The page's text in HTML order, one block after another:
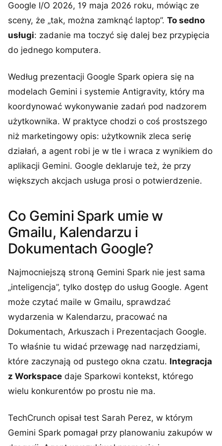
Google I/O 2026, 19 maja 2026 roku, mówiąc ze
sceny, że „tak, można zamknąć laptop”. To sedno
usługi: zadanie ma toczyć się dalej bez przypięcia
do jednego komputera.
Według prezentacji Google Spark opiera się na
modelach Gemini i systemie Antigravity, który ma
koordynować wykonywanie zadań pod nadzorem
użytkownika. W praktyce chodzi o coś prostszego
niż marketingowy opis: użytkownik zleca serię
działań, a agent robi je w tle i wraca z wynikiem do
aplikacji Gemini. Google deklaruje też, że przy
większych akcjach usługa prosi o potwierdzenie.
Co Gemini Spark umie w
Gmailu, Kalendarzu i
Dokumentach Google?
Najmocniejszą stroną Gemini Spark nie jest sama
„inteligencja”, tylko dostęp do usług Google. Agent
może czytać maile w Gmailu, sprawdzać
wydarzenia w Kalendarzu, pracować na
Dokumentach, Arkuszach i Prezentacjach Google.
To właśnie tu widać przewagę nad narzędziami,
które zaczynają od pustego okna czatu. Integracja
z Workspace daje Sparkowi kontekst, którego
wielu konkurentów po prostu nie ma.
TechCrunch opisał test Sarah Perez, w którym
Gemini Spark pomagał przy planowaniu zakupów w